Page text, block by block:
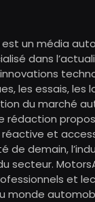
est un média
dans
les essais, les
du marché
rédaction
et
de demain,
secteur.
et
monde